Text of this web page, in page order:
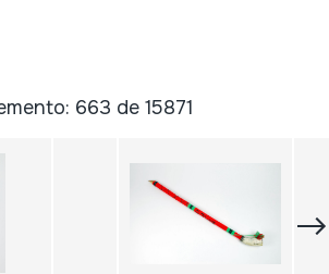
663 de 15871